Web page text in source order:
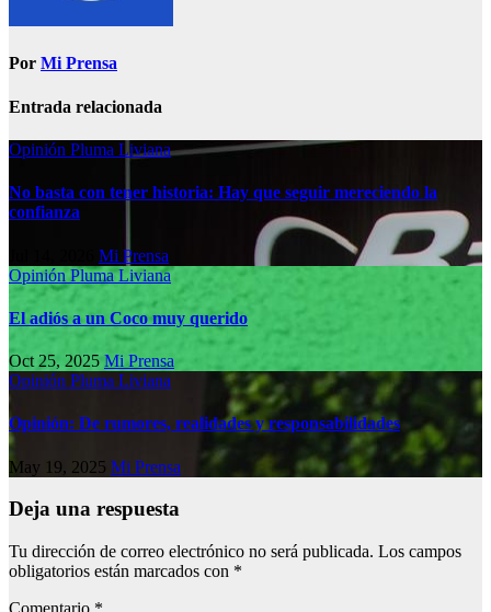
Por Mi Prensa
Entrada relacionada
Opinión Pluma Liviana
No basta con tener historia: Hay que seguir mereciendo la
confianza
Mi Prensa
Opinión Pluma Liviana
El adiós a un Coco muy querido
Oct 25, 2025 Mi Prensa
Opinión Pluma Liviana
Opinión: De rumores, realidades y responsabilidades
May 19, 2025 Mi Prensa
Deja una respuesta
Tu dirección de correo electrónico no será publicada. Los campos
obligatorios están marcados con *
Comentario *